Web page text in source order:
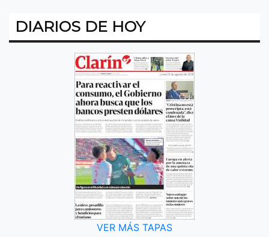
DIARIOS DE HOY
VER MÁS TAPAS